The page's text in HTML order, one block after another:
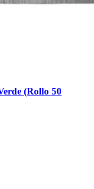
(Rollo 50